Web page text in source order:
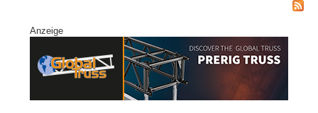
Anzeige